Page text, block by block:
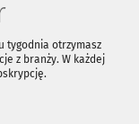
tygodnia otrzymasz
z branży. W każdej